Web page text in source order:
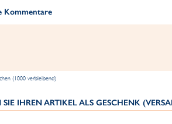
Kommentare
(1000 verbleibend)
SIE IHREN ARTIKEL ALS GESCHENK